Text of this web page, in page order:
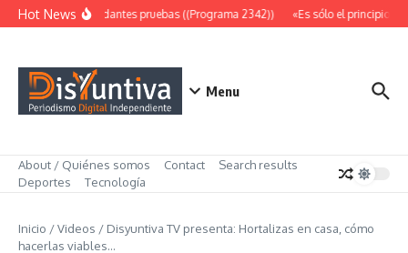
Saltar al contenido
Hot NewsAbundantes pruebas ((Programa 2342)) «Es sólo el principio»
Menu
About / Quiénes somos Contact
Search results
Deportes
Tecnología
Inicio /Videos / Disyuntiva TV presenta: Hortalizas en casa, cómo
hacerlas viables…